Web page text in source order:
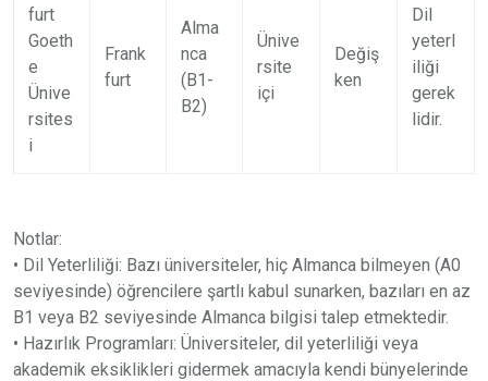
furt
Goeth
e
Ünive
rsites
i
Frank
furt
Alma
nca
(B1-
B2)
Ünive
rsite
içi
Değiş
ken
Dil
yeterl
iliği
gerek
lidir.
Notlar:
• Dil Yeterliliği: Bazı üniversiteler, hiç Almanca bilmeyen (A0
seviyesinde) öğrencilere şartlı kabul sunarken, bazıları en az
B1 veya B2 seviyesinde Almanca bilgisi talep etmektedir.
• Hazırlık Programları: Üniversiteler, dil yeterliliği veya
akademik eksiklikleri gidermek amacıyla kendi bünyelerinde